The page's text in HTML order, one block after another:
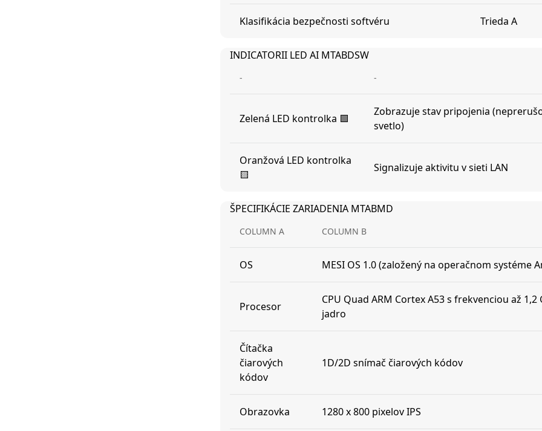
Klasifikácia bezpečnosti softvéru Trieda A
INDICATORII LED AI MTABDSW
- -
Zelená LED kontrolka 🟩
Zobrazuje stav pripojenia
svetlo)
Oranžová LED kontrolka
🟨
Signalizuje aktivitu v sieti LAN
ŠPECIFIKÁCIE ZARIADENIA MTABMD
COLUMN A COLUMN B
OS MESI OS 1.0 (založený na operačnom systéme
Procesor
CPU Quad ARM Cortex A53 s frekvenciou až 1,2
jadro
Čítačka
čiarových
kódov
1D/2D snímač čiarových kódov
Obrazovka 1280 x 800 pixelov IPS